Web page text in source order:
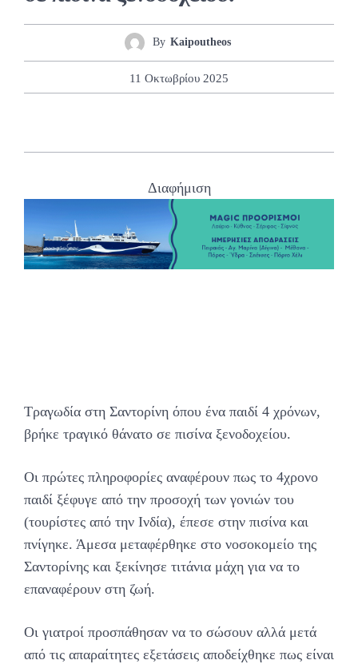
By Kaipoutheos
11 Οκτωβρίου 2025
Διαφήμιση
Τραγωδία στη Σαντορίνη όπου ένα παιδί 4 χρόνων,
βρήκε τραγικό θάνατο σε πισίνα ξενοδοχείου.
Οι πρώτες πληροφορίες αναφέρουν πως το 4χρονο
παιδί ξέφυγε από την προσοχή των γονιών του
(τουρίστες από την Ινδία), έπεσε στην πισίνα και
πνίγηκε. Άμεσα μεταφέρθηκε στο νοσοκομείο της
Σαντορίνης και ξεκίνησε τιτάνια μάχη για να το
επαναφέρουν στη ζωή.
Οι γιατροί προσπάθησαν να το σώσουν αλλά μετά
από τις απαραίτητες εξετάσεις αποδείχθηκε πως είναι